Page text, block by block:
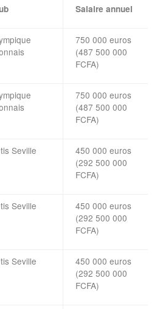
Salaire annuel
750 000 euros
(487 500 000
FCFA)
750 000 euros
(487 500 000
FCFA)
Seville
450 000 euros
(292 500 000
FCFA)
Seville
450 000 euros
(292 500 000
FCFA)
Seville
450 000 euros
(292 500 000
FCFA)